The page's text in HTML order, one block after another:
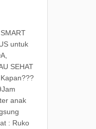
untuk
SEHAT
anak
: Ruko